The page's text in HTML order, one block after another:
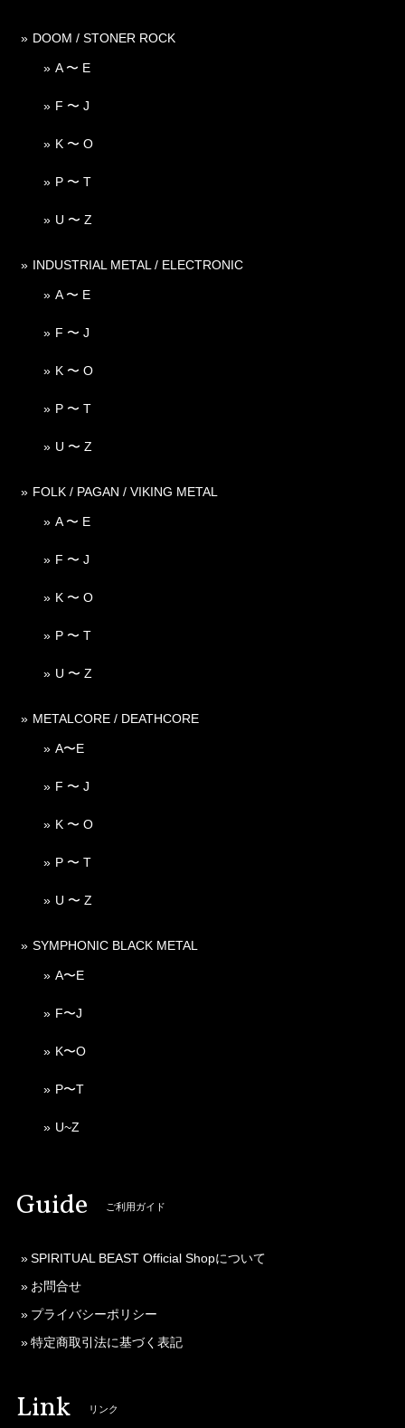
DOOM / STONER ROCK
A 〜 E
F 〜 J
K 〜 O
P 〜 T
U 〜 Z
INDUSTRIAL METAL / ELECTRONIC
A 〜 E
F 〜 J
K 〜 O
P 〜 T
U 〜 Z
FOLK / PAGAN / VIKING METAL
A 〜 E
F 〜 J
K 〜 O
P 〜 T
U 〜 Z
METALCORE / DEATHCORE
A〜E
F 〜 J
K 〜 O
P 〜 T
U 〜 Z
SYMPHONIC BLACK METAL
A〜E
F〜J
K〜O
P〜T
U~Z
Guide ご利用ガイド
SPIRITUAL BEAST Official Shopについて
お問合せ
プライバシーポリシー
特定商取引法に基づく表記
Link リンク